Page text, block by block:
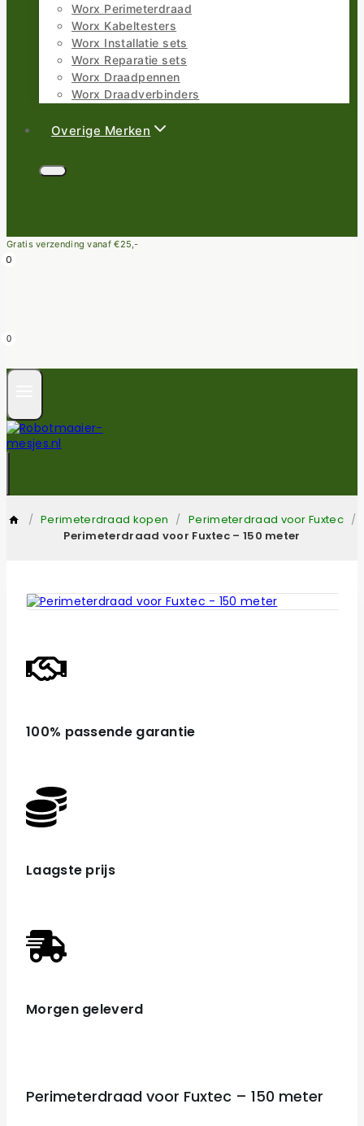
Worx Perimeterdraad
Worx Kabeltesters
Worx Installatie sets
Worx Reparatie sets
Worx Draadpennen
Worx Draadverbinders
Overige Merken
Gratis verzending vanaf €25,-
0
0
/ Perimeterdraad kopen / Perimeterdraad voor Fuxtec /
Perimeterdraad voor Fuxtec – 150 meter
100% passende garantie
Laagste prijs
Morgen geleverd
Perimeterdraad voor Fuxtec – 150 meter